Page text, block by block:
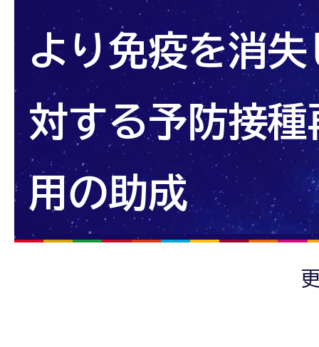
より免疫を消
対する予防接
用の助成